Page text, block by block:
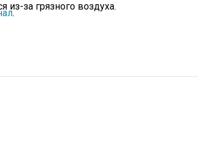
из-за грязного воздуха.
.